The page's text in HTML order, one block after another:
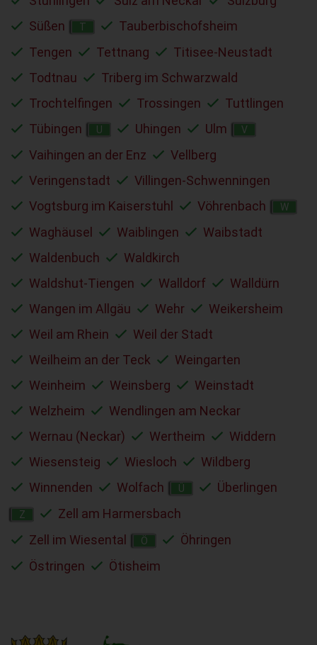
Süßen
T
Tauberbischofsheim
Tengen
Tettnang
Titisee-Neustadt
Todtnau
Triberg im Schwarzwald
Trochtelfingen
Trossingen
Tuttlingen
Tübingen
U Uhingen Ulm V
Vaihingen an der Enz
Vellberg
Veringenstadt
Villingen-Schwenningen
Vogtsburg im Kaiserstuhl
Vöhrenbach W
Waghäusel Waiblingen
Waibstadt
Waldenbuch
Waldkirch
Waldshut-Tiengen
Walldorf
Walldürn
Wangen im Allgäu
Wehr
Weikersheim
Weil am Rhein
Weil der Stadt
Weilheim an der Teck
Weingarten
Weinheim
Weinsberg
Weinstadt
Welzheim
Wendlingen am Neckar
Wernau (Neckar)
Wertheim
Widdern
Wiesensteig
Wiesloch
Wildberg
Winnenden
Wolfach Ü Überlingen
Z
Zell am Harmersbach
Zell im Wiesental
Ö
Öhringen
Östringen
Ötisheim